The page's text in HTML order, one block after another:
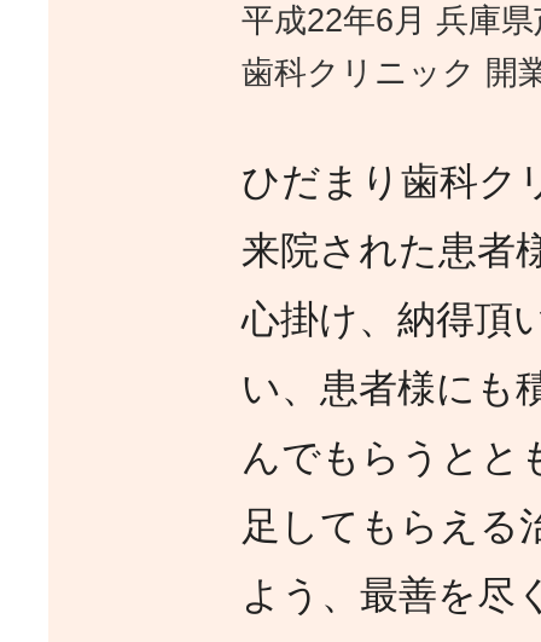
平成22年6月 兵庫
歯科クリニック 開
ひだまり歯科ク
来院された患者
心掛け、納得頂
い、患者様にも
んでもらうとと
足してもらえる
よう、最善を尽